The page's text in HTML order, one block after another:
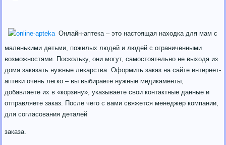
Онлайн-аптека – это настоящая находка для мам с
маленькими детьми, пожилых людей и людей с ограниченными
возможностями. Поскольку, они могут, самостоятельно не выходя из
дома заказать нужные лекарства. Оформить заказ на сайте интернет-
аптеки очень легко – вы выбираете нужные медикаменты,
добавляете их в «корзину», указываете свои контактные данные и
отправляете заказ. После чего с вами свяжется менеджер компании,
для согласования деталей
заказа.